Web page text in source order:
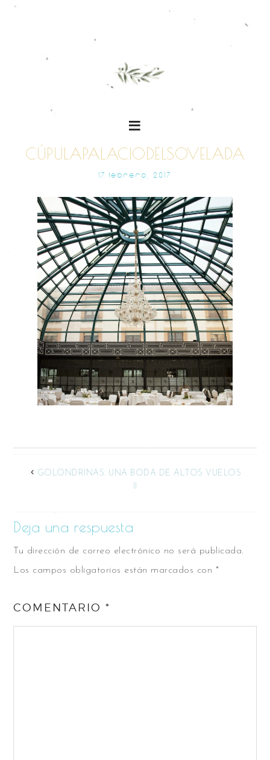
CÚPULAPALACIODELSOVELADA
17 FEBRERO, 2017
GOLONDRINAS. UNA BODA DE ALTOS VUELOS
Deja una respuesta
Tu dirección de correo electrónico no será publicada.
Los campos obligatorios están marcados con *
COMENTARIO*